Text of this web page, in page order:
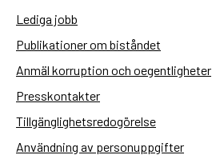
Lediga jobb
Publikationer om biståndet
Anmäl korruption och oegentligheter
Presskontakter
Tillgänglighetsredogörelse
Användning av personuppgifter